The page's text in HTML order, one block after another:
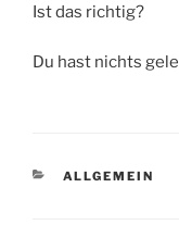
Ist das richtig?
Du hast nichts
KATEGORIEN
ALLGEMEIN